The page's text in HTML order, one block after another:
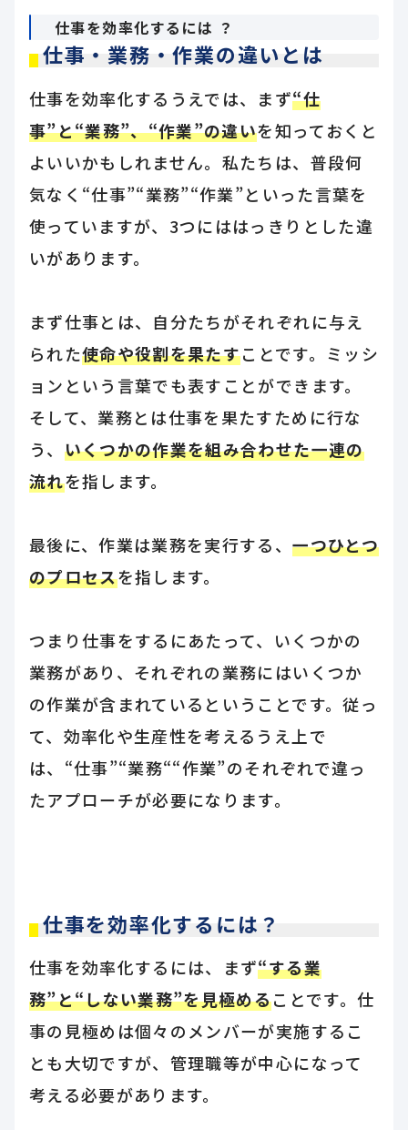
仕事を効率化するには ？
仕事・業務・作業の違いとは
仕事を効率化するうえでは、まず“仕
事”と“業務”、“作業”の違いを知っておくと
よいいかもしれません。私たちは、普段何
気なく“仕事”“業務”“作業”といった言葉を
使っていますが、3つにははっきりとした違
いがあります。
まず仕事とは、自分たちがそれぞれに与え
られた使命や役割を果たすことです。ミッシ
ョンという言葉でも表すことができます。
そして、業務とは仕事を果たすために行な
う、 いくつかの作業を組み合わせた一連の
流れを指します。
最後に、作業は業務を実行する、一つひとつ
のプロセスを指します。
つまり仕事をするにあたって、いくつかの
業務があり、それぞれの業務にはいくつか
の作業が含まれているということです。従っ
て、効率化や生産性を考えるうえ上で
は、“仕事”“業務““作業”のそれぞれで違っ
たアプローチが必要になります。
仕事を効率化するには？
仕事を効率化するには、まず“する業
務”と“しない業務”を見極めることです。仕
事の見極めは個々のメンバーが実施するこ
とも大切ですが、管理職等が中心になって
考える必要があります。